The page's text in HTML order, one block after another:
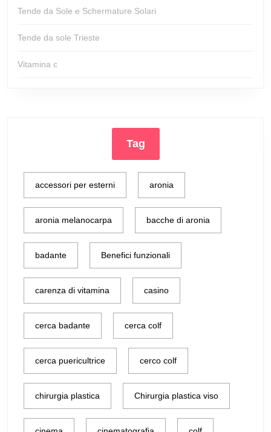
Tende da Sole e Schermature Solari
Tende da sole Trieste
Vitamina c
Tag
accessori per esterni aronia
aronia melanocarpa bacche di aronia
badante Benefici funzionali
carenza di vitamina casino
cerca badante cerca colf
cerca puericultrice cerco colf
chirurgia plastica Chirurgia plastica viso